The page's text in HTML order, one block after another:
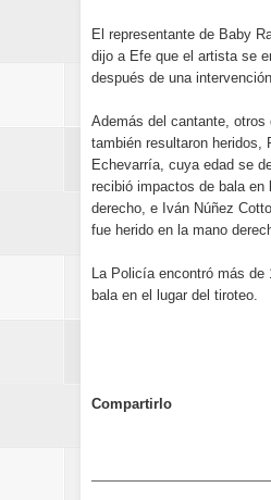
El representante de Baby
dijo a Efe que el artista se
después de una
Además del cantante, otros
también resultaron heridos,
Echevarría, cuya edad se
recibió impactos de bala en
derecho, e Iván Núñez
fue herido en la mano
La Policía encontró más de
bala en el lugar del tiroteo.
Compartirlo